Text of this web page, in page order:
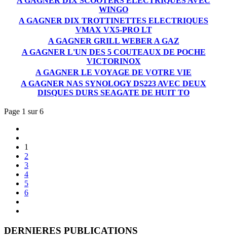
WINGO
A GAGNER DIX TROTTINETTES ELECTRIQUES
VMAX VX5-PRO LT
A GAGNER GRILL WEBER A GAZ
A GAGNER L'UN DES 5 COUTEAUX DE POCHE
VICTORINOX
A GAGNER LE VOYAGE DE VOTRE VIE
A GAGNER NAS SYNOLOGY DS223 AVEC DEUX
DISQUES DURS SEAGATE DE HUIT TO
Page 1 sur 6
1
2
3
4
5
6
DERNIERES PUBLICATIONS